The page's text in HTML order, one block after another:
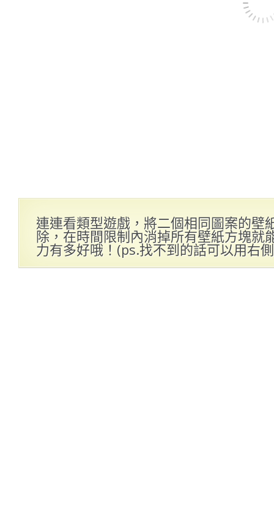
連連看類型遊戲，將二個相同圖案的壁
除，在時間限制內消掉所有壁紙方塊就
力有多好哦！(ps.找不到的話可以用右